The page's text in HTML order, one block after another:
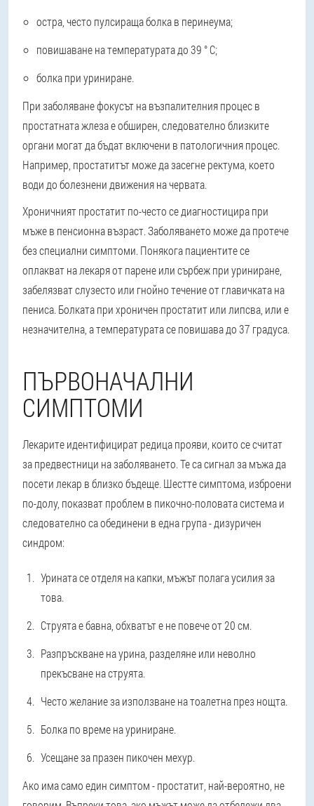
остра, често пулсираща болка в перинеума;
повишаване на температурата до 39 ° C;
болка при уриниране.
При заболяване фокусът на възпалителния процес в
простатната жлеза е обширен, следователно близките
органи могат да бъдат включени в патологичния процес.
Например, простатитът може да засегне ректума, което
води до болезнени движения на червата.
Хроничният простатит по-често се диагностицира при
мъже в пенсионна възраст. Заболяването може да протече
без специални симптоми. Понякога пациентите се
оплакват на лекаря от парене или сърбеж при уриниране,
забелязват слузесто или гнойно течение от главичката на
пениса. Болката при хроничен простатит или липсва, или е
незначителна, а температурата се повишава до 37 градуса.
ПЪРВОНАЧАЛНИ
СИМПТОМИ
Лекарите идентифицират редица прояви, които се считат
за предвестници на заболяването. Те са сигнал за мъжа да
посети лекар в близко бъдеще. Шестте симптома, изброени
по-долу, показват проблем в пикочно-половата система и
следователно са обединени в една група - дизуричен
синдром:
Урината се отделя на капки, мъжът полага усилия за
това.
Струята е бавна, обхватът е не повече от 20 см.
Разпръскване на урина, разделяне или неволно
прекъсване на струята.
Често желание за използване на тоалетна през нощта.
Болка по време на уриниране.
Усещане за празен пикочен мехур.
Ако има само един симптом - простатит, най-вероятно, не